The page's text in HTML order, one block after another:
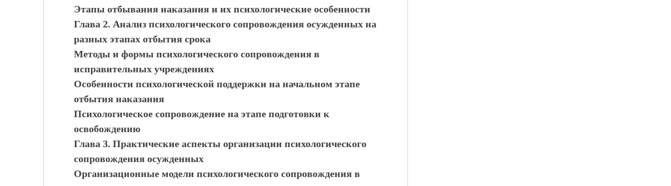
Этапы отбывания наказания и их психологические особенности
Глава 2. Анализ психологического сопровождения осужденных на
разных этапах отбытия срока
Методы и формы психологического сопровождения в
исправительных учреждениях
Особенности психологической поддержки на начальном этапе
отбытия наказания
Психологическое сопровождение на этапе подготовки к
освобождению
Глава 3. Практические аспекты организации психологического
сопровождения осужденных
Организационные модели психологического сопровождения в